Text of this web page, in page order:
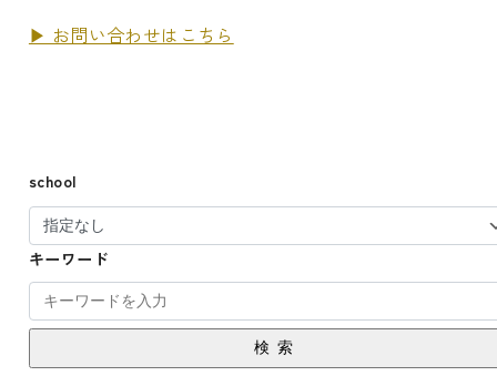
▶︎ お問い合わせはこちら
school
キーワード
検索